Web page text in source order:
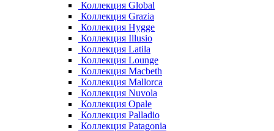
Коллекция Global
Коллекция Grazia
Коллекция Hygge
Коллекция Illusio
Коллекция Latila
Коллекция Lounge
Коллекция Macbeth
Коллекция Mallorca
Коллекция Nuvola
Коллекция Opale
Коллекция Palladio
Коллекция Patagonia